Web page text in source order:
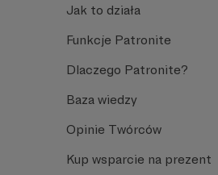
Jak to działa
Funkcje Patronite
Dlaczego Patronite?
Baza wiedzy
Opinie Twórców
Kup wsparcie na prezent